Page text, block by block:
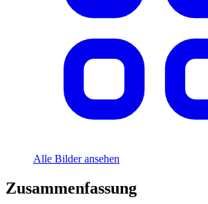
Alle Bilder ansehen
Zusammenfassung